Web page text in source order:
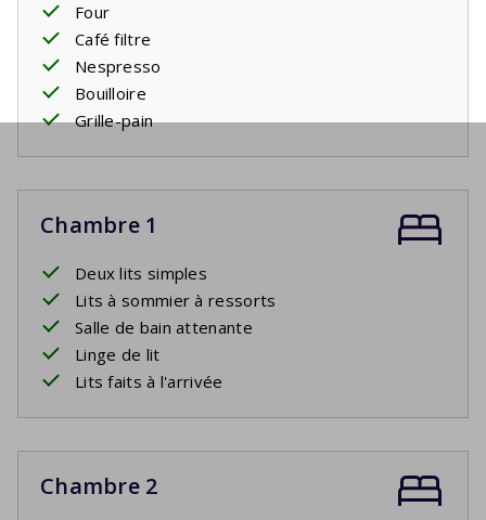
Four
Café filtre
Nespresso
Bouilloire
Grille-pain
Chambre 1
Deux lits simples
Lits à sommier à ressorts
Salle de bain attenante
Linge de lit
Lits faits à l'arrivée
Chambre 2